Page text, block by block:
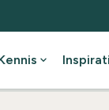
expand_more